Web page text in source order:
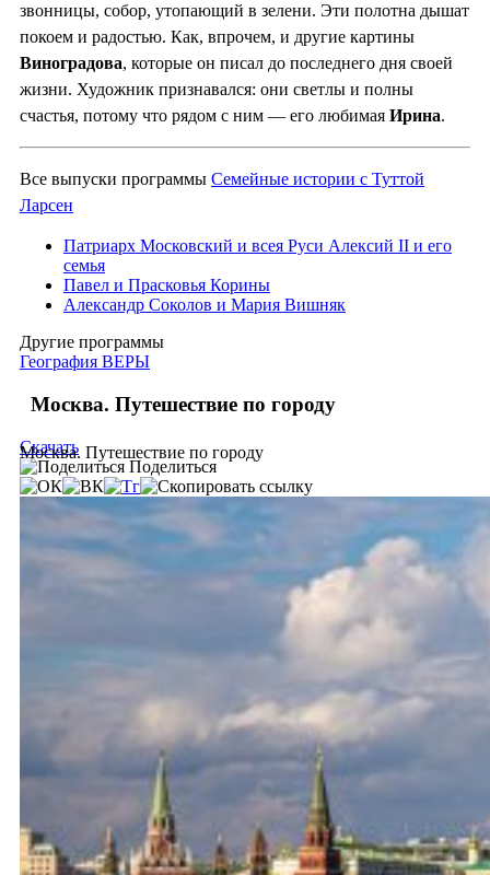
звонницы, собор, утопающий в зелени. Эти полотна дышат
покоем и радостью. Как, впрочем, и другие картины
Виноградова, которые он писал до последнего дня своей
жизни. Художник признавался: они светлы и полны
счастья, потому что рядом с ним — его любимая Ирина.
Все выпуски программы Семейные истории с Туттой
Ларсен
Патриарх Московский и всея Руси Алексий II и его
семья
Павел и Прасковья Корины
Александр Соколов и Мария Вишняк
Другие программы
География ВЕРЫ
Москва. Путешествие по городу
Москва. Путешествие по городу
Скачать
Поделиться